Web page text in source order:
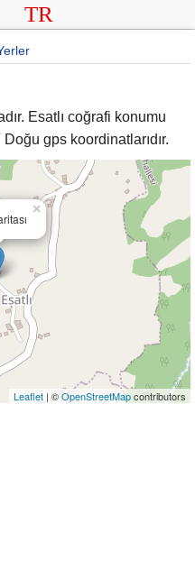
TR
Esatlı coğrafi konumu
Doğu gps koordinatlarıdır.
×
Leaflet | ©OpenStreetMapcontributors